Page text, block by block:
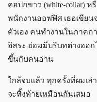
คอปกขาว (white-collar)
พนักงานออฟฟิศ เธอเขีย
ตัวเอง คนทำงานในภาค
อิสระ ย่อมมีบริบทต่างออก
ขึ้นกับคนอ่าน
ใกล้จบแล้ว ทุกครั้งที่ผมเล่
จะทิ้งท้ายเหมือนกันเสมอ